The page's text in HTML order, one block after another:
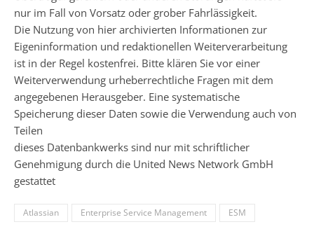
nur im Fall von Vorsatz oder grober Fahrlässigkeit.
Die Nutzung von hier archivierten Informationen zur
Eigeninformation und redaktionellen Weiterverarbeitung
ist in der Regel kostenfrei. Bitte klären Sie vor einer
Weiterverwendung urheberrechtliche Fragen mit dem
angegebenen Herausgeber. Eine systematische
Speicherung dieser Daten sowie die Verwendung auch von
Teilen
dieses Datenbankwerks sind nur mit schriftlicher
Genehmigung durch die United News Network GmbH
gestattet
Atlassian Enterprise Service Management ESM